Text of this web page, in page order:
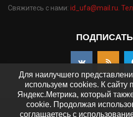
Свяжитесь с нами: id_ufa@mail.ru.
©2025 - pressaufa.ru. Все
Для наилучшего
используем cookies. К сайту
Яндекс.Метрика, который
cookie. Продолжая
соглашаетесь с